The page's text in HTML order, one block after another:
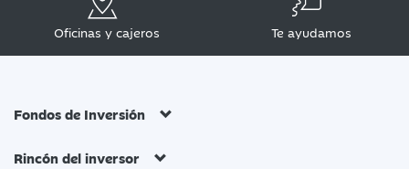
Oficinas y cajeros Te ayudamos
Fondos de Inversión
Rincón del inversor